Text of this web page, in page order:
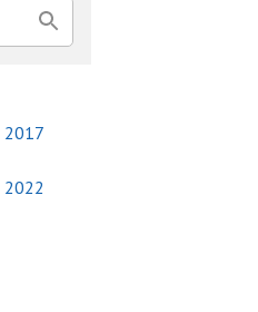
2017
2022